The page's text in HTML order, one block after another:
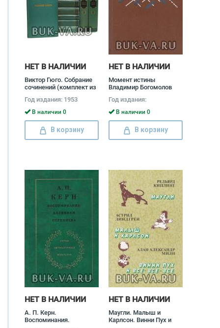
НЕТ В НАЛИЧИИ
Виктор Гюго. Собрание
сочинений (комплект из
Год издания: 1953
В наличии 0
В корзину
НЕТ В НАЛИЧИИ
Момент истины
Владимир Богомолов
Год издания:
В наличии 0
В корзину
НЕТ В НАЛИЧИИ
А. П. Керн.
Воспоминания.
НЕТ В НАЛИЧИИ
Маугли. Малыш и
Карлсон. Винни Пух и